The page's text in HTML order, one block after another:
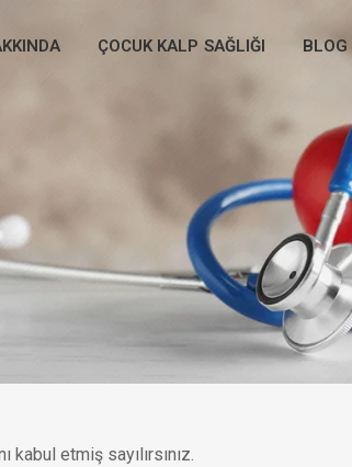
ÇOCUK KALP SAĞLIĞI BLOG
etmiş sayılırsınız.